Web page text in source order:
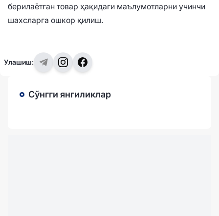
берилаётган товар ҳақидаги маълумотларни учинчи
шахсларга ошкор қилиш.
Улашиш:
Сўнгги янгиликлар